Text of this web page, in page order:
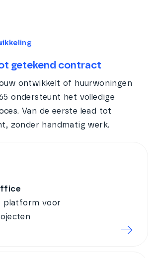
getekend contract
ontwikkelt of huurwoningen
ondersteunt het volledige
Van de eerste lead tot
zonder handmatig werk.
platform voor